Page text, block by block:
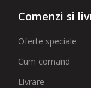
Comenzi si
Oferte speciale
Cum comand
Livrare